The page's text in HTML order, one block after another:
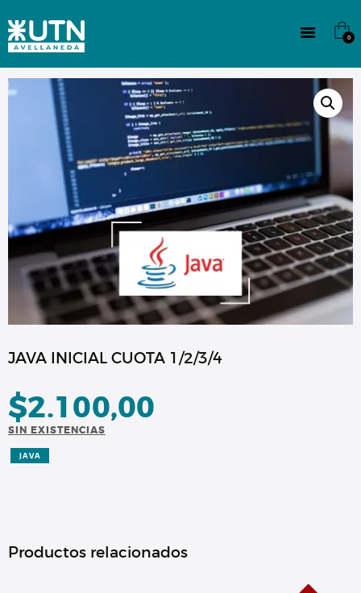
0
CULTURA
SEDE G. PANE (MITRE)
DOMÍNICO
CONTACTO
JAVA INICIAL CUOTA 1/2/3/4
$2.100,00
SIN EXISTENCIAS
JAVA
Productos relacionados